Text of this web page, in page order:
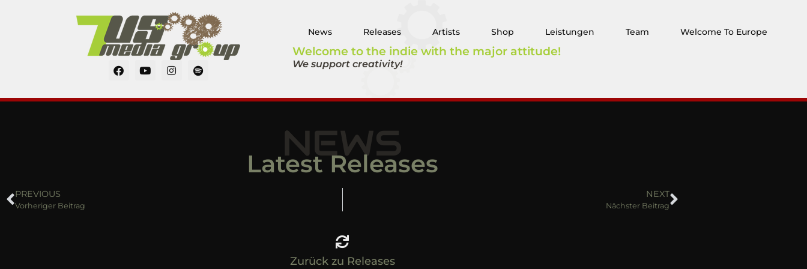
News Releases Artists Shop Leistungen Team Welcome To Europe
Welcome to the indie with the major attitude!
We support creativity!
NEWS
Latest Releases
PREVIOUS
Vorheriger Beitrag
NEXT
Nächster Beitrag
Zurück zu Releases